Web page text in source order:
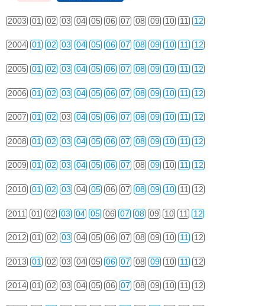
2003 01 02 03 04 05 06 07 08 09 10 11 12
2004 01 02 03 04 05 06 07 08 09 10 11 12
2005 01 02 03 04 05 06 07 08 09 10 11 12
2006 01 02 03 04 05 06 07 08 09 10 11 12
2007 01 02 03 04 05 06 07 08 09 10 11 12
2008 01 02 03 04 05 06 07 08 09 10 11 12
2009 01 02 03 04 05 06 07 08 09 10 11 12
2010 01 02 03 04 05 06 07 08 09 10 11 12
2011 01 02 03 04 05 06 07 08 09 10 11 12
2012 01 02 03 04 05 06 07 08 09 10 11 12
2013 01 02 03 04 05 06 07 08 09 10 11 12
2014 01 02 03 04 05 06 07 08 09 10 11 12